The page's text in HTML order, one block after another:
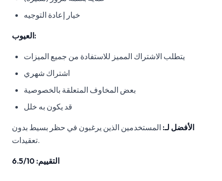
خيار إعادة التوجيه
العيوب:
يتطلب الاشتراك المميز للاستفادة من جميع الميزات
اشتراك شهري
بعض المخاوف المتعلقة بالخصوصية
قد يكون به خلل
الأفضل لـ: المستخدمين الذين يرغبون في حظر بسيط بدون
تعقيدات.
التقييم: 6.5/10